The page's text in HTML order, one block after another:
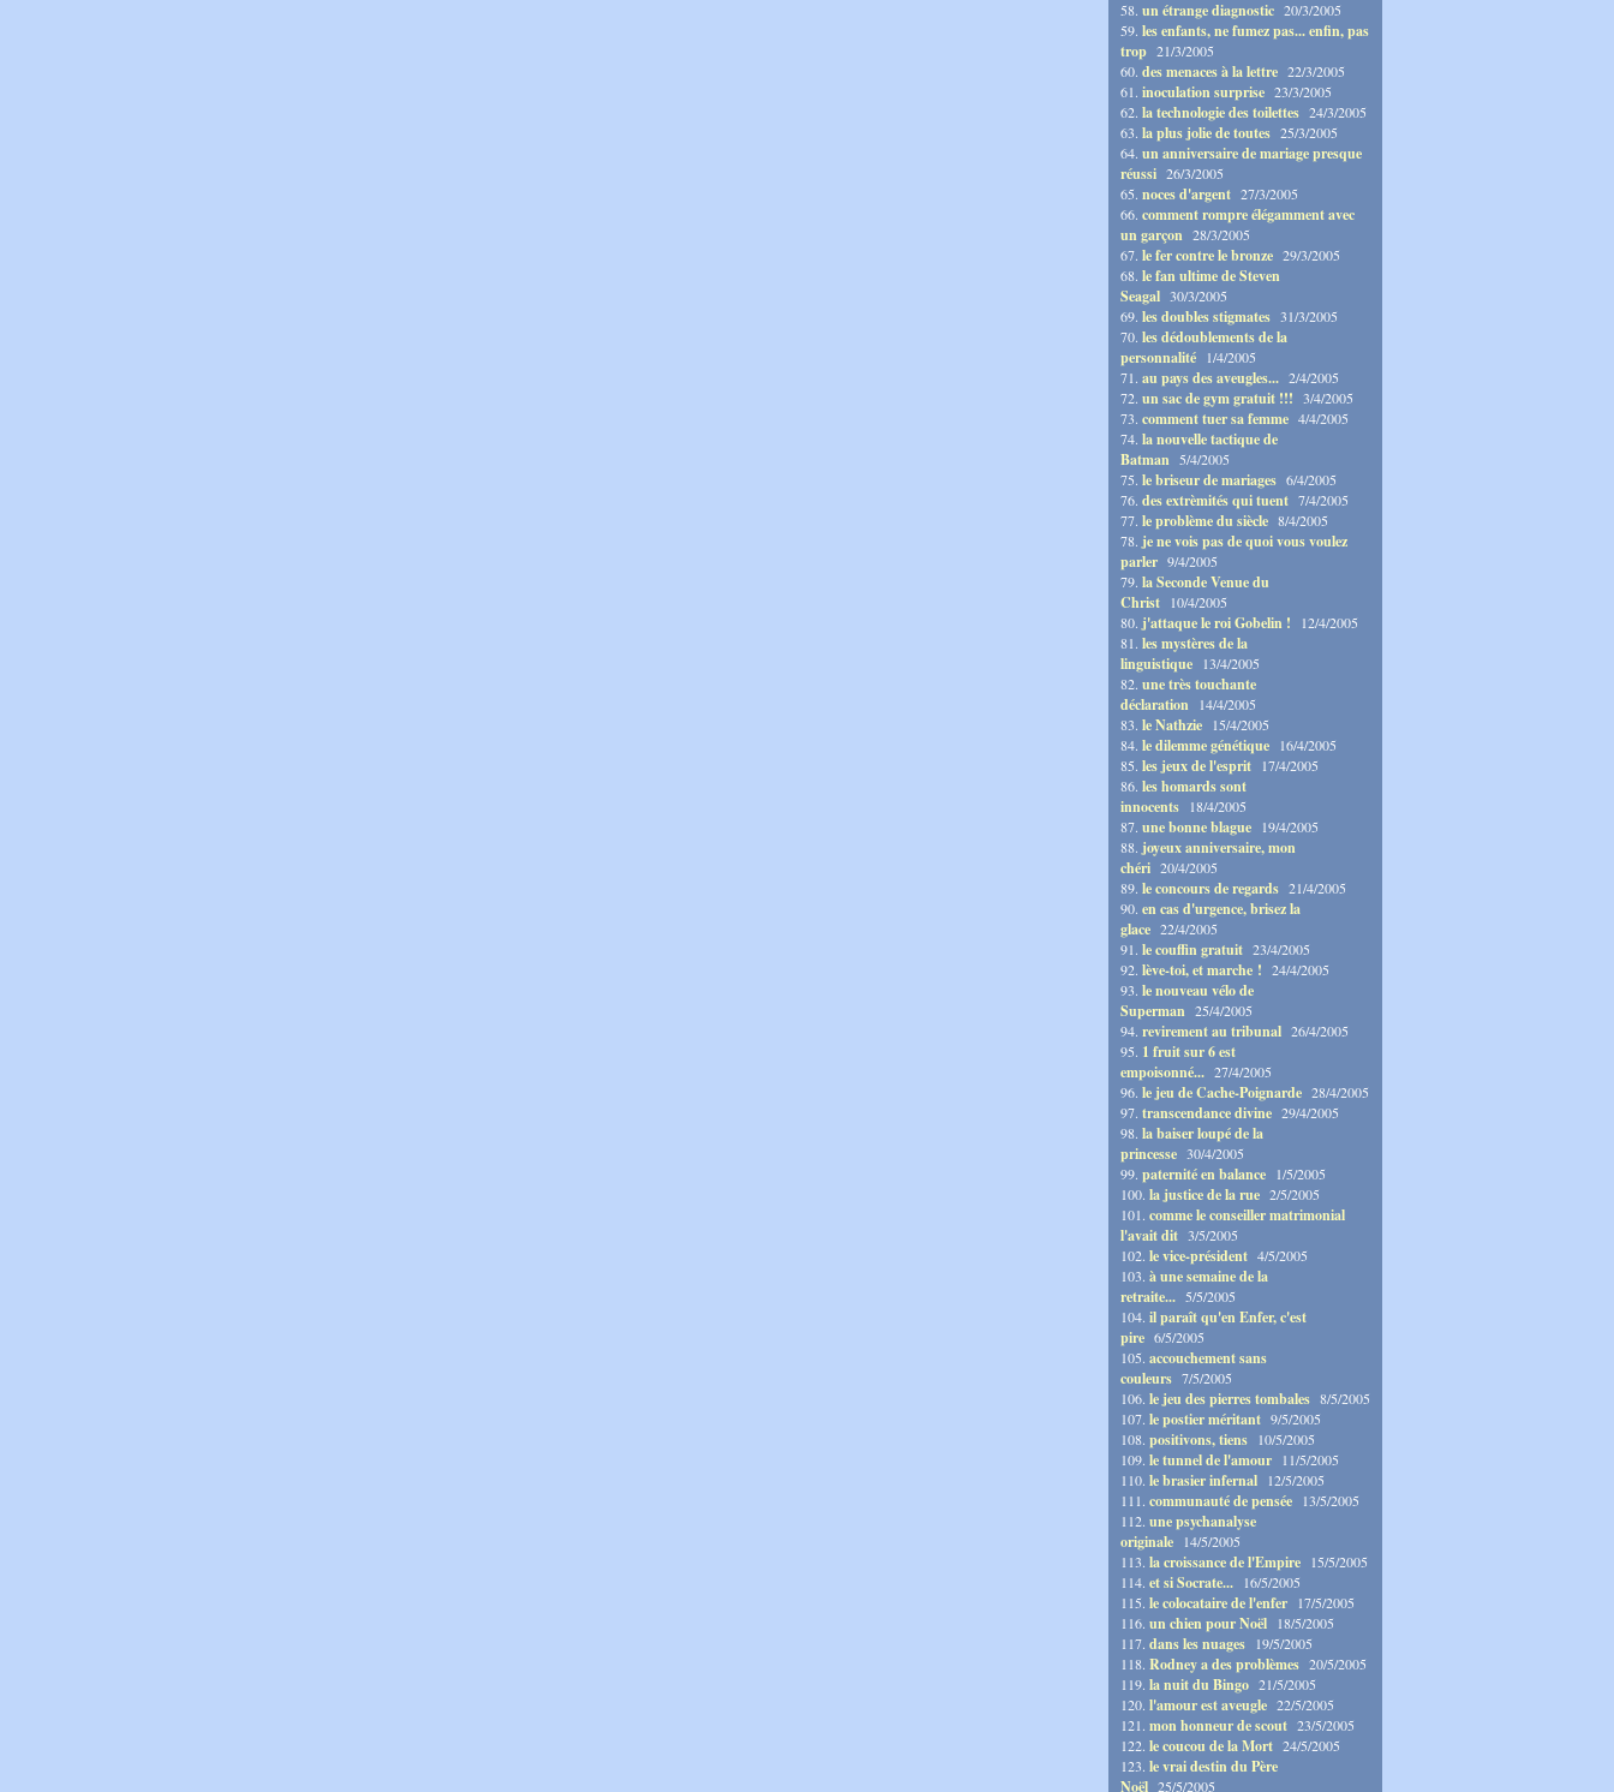
58. un étrange diagnostic 20/3/2005
59. les enfants, ne fumez pas... enfin, pas
trop 21/3/2005
60. des menaces à la lettre 22/3/2005
61. inoculation surprise 23/3/2005
62. la technologie des toilettes 24/3/2005
63. la plus jolie de toutes 25/3/2005
64. un anniversaire de mariage presque
réussi 26/3/2005
65. noces d'argent 27/3/2005
66. comment rompre élégamment avec
un garçon 28/3/2005
67. le fer contre le bronze 29/3/2005
68. le fan ultime de Steven
Seagal 30/3/2005
69. les doubles stigmates 31/3/2005
70. les dédoublements de la
personnalité 1/4/2005
71. au pays des aveugles... 2/4/2005
72. un sac de gym gratuit !!! 3/4/2005
73. comment tuer sa femme 4/4/2005
74. la nouvelle tactique de
Batman 5/4/2005
75. le briseur de mariages 6/4/2005
76. des extrèmités qui tuent 7/4/2005
77. le problème du siècle 8/4/2005
78. je ne vois pas de quoi vous voulez
parler 9/4/2005
79. la Seconde Venue du
Christ 10/4/2005
80. j'attaque le roi Gobelin ! 12/4/2005
81. les mystères de la
linguistique 13/4/2005
82. une très touchante
déclaration 14/4/2005
83. le Nathzie 15/4/2005
84. le dilemme génétique 16/4/2005
85. les jeux de l'esprit 17/4/2005
86. les homards sont
innocents 18/4/2005
87. une bonne blague 19/4/2005
88. joyeux anniversaire, mon
chéri 20/4/2005
89. le concours de regards 21/4/2005
90. en cas d'urgence, brisez la
glace 22/4/2005
91. le couffin gratuit 23/4/2005
92. lève-toi, et marche ! 24/4/2005
93. le nouveau vélo de
Superman 25/4/2005
94. revirement au tribunal 26/4/2005
95. 1 fruit sur 6 est
empoisonné... 27/4/2005
96. le jeu de Cache-Poignarde 28/4/2005
97. transcendance divine 29/4/2005
98. la baiser loupé de la
princesse 30/4/2005
99. paternité en balance 1/5/2005
100. la justice de la rue 2/5/2005
101. comme le conseiller matrimonial
l'avait dit 3/5/2005
102. le vice-président 4/5/2005
103. à une semaine de la
retraite... 5/5/2005
104. il paraît qu'en Enfer, c'est
pire 6/5/2005
105. accouchement sans
couleurs 7/5/2005
106. le jeu des pierres tombales 8/5/2005
107. le postier méritant 9/5/2005
108. positivons, tiens 10/5/2005
109. le tunnel de l'amour 11/5/2005
110. le brasier infernal 12/5/2005
111. communauté de pensée 13/5/2005
112. une psychanalyse
originale 14/5/2005
113. la croissance de l'Empire 15/5/2005
114. et si Socrate... 16/5/2005
115. le colocataire de l'enfer 17/5/2005
116. un chien pour Noël 18/5/2005
117. dans les nuages 19/5/2005
118. Rodney a des problèmes 20/5/2005
119. la nuit du Bingo 21/5/2005
120. l'amour est aveugle 22/5/2005
121. mon honneur de scout 23/5/2005
122. le coucou de la Mort 24/5/2005
123. le vrai destin du Père
Noël 25/5/2005